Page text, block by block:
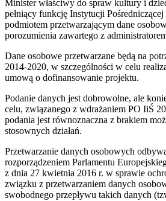
Minister właściwy do spraw kultury i
pełniący funkcję Instytucji
podmiotem przetwarzającym dane
porozumienia zawartego z
Dane osobowe przetwarzane będą na
2014-2020, w szczególności w celu
umową o dofinansowanie projektu.
Podanie danych jest dobrowolne, ale
celu, związanego z wdrażaniem PO IiŚ
podania jest równoznaczna z brakiem
stosownych działań.
Przetwarzanie danych osobowych
rozporządzeniem Parlamentu
z dnia 27 kwietnia 2016 r. w sprawie
związku z przetwarzaniem danych
swobodnego przepływu takich danych